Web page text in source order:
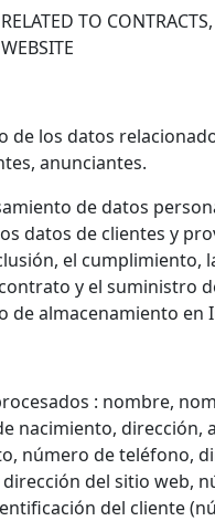
TO
de los datos
anunciantes.
de datos
datos de clientes y
el cumplimiento,
y el suministro
de almacenamiento en
: nombre,
nacimiento, dirección,
número de teléfono,
del sitio web,
del cliente